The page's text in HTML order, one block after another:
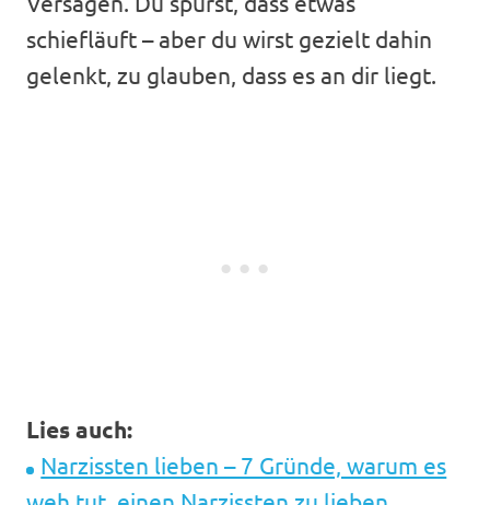
schiefläuft – aber du wirst gezielt dahin
gelenkt, zu glauben, dass es an dir liegt.
Lies auch:
Narzissten lieben – 7 Gründe, warum es